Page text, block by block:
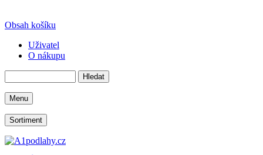
Obsah košíku
Uživatel
O nákupu
Menu
Sortiment